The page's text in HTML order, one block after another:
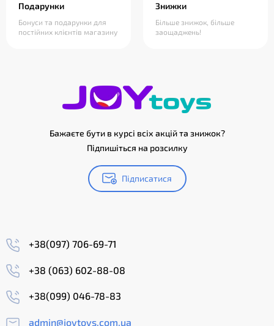
Подарунки
Бонуси та подарунки для
постійних клієнтів магазину
Знижки
Більше знижок, більше
заощаджень!
Бажаєте бути в курсі всіх акцій та знижок?
Підпишіться на розсилку
Підписатися
+38(097) 706-69-71
+38 (063) 602-88-08
+38(099) 046-78-83
admin@joytoys.com.ua